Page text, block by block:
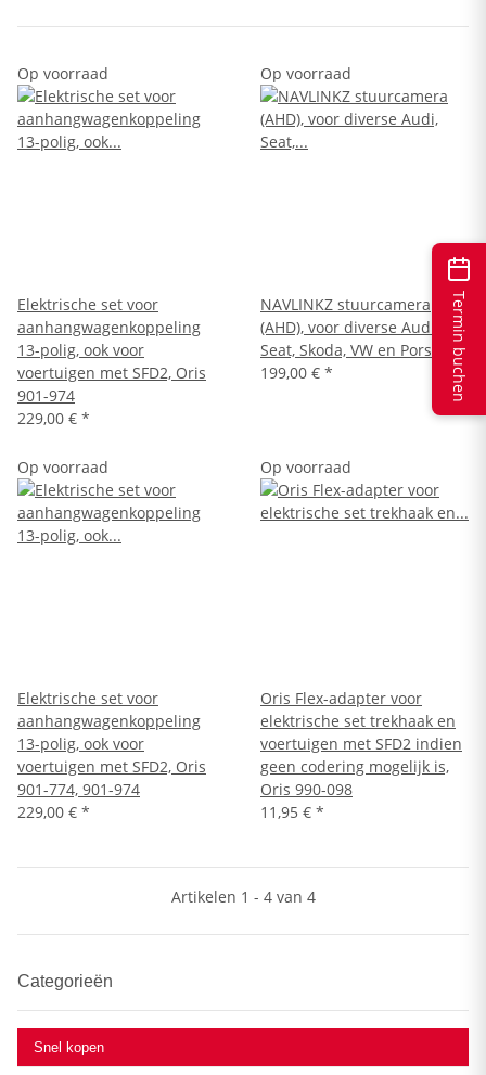
Op voorraad
Elektrische set voor
aanhangwagenkoppeling
13-polig, ook voor
voertuigen met SFD2, Oris
901-974
229,00 € *
Op voorraad
NAVLINKZ stuurcamera
(AHD), voor diverse Audi,
Seat, Skoda, VW en Porsche
199,00 € *
Op voorraad
Elektrische set voor
aanhangwagenkoppeling
13-polig, ook voor
voertuigen met SFD2, Oris
901-774, 901-974
229,00 € *
Op voorraad
Oris Flex-adapter voor
elektrische set trekhaak en
voertuigen met SFD2 indien
geen codering mogelijk is,
Oris 990-098
11,95 € *
Artikelen 1 - 4 van 4
Categorieën
Snel kopen
Termin buchen